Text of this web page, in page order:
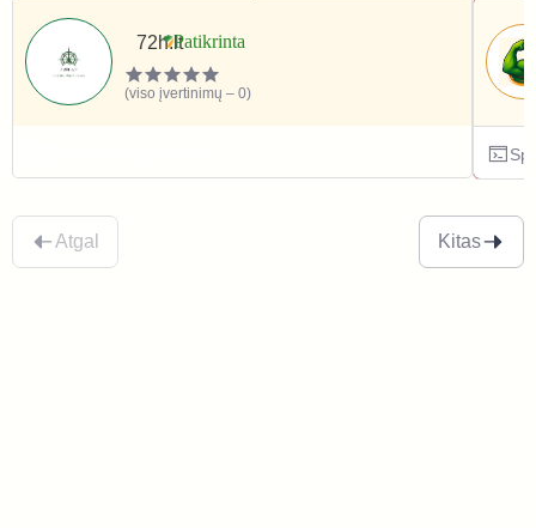
72h.lt
(viso įvertinimų – 0)
Atgal Kitas